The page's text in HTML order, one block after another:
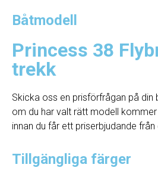
Båtmodell
Princess 38
trekk
Skicka oss en prisförfrågan på din
om du har valt rätt modell
innan du får ett priserbjudande från
Tillgängliga färger